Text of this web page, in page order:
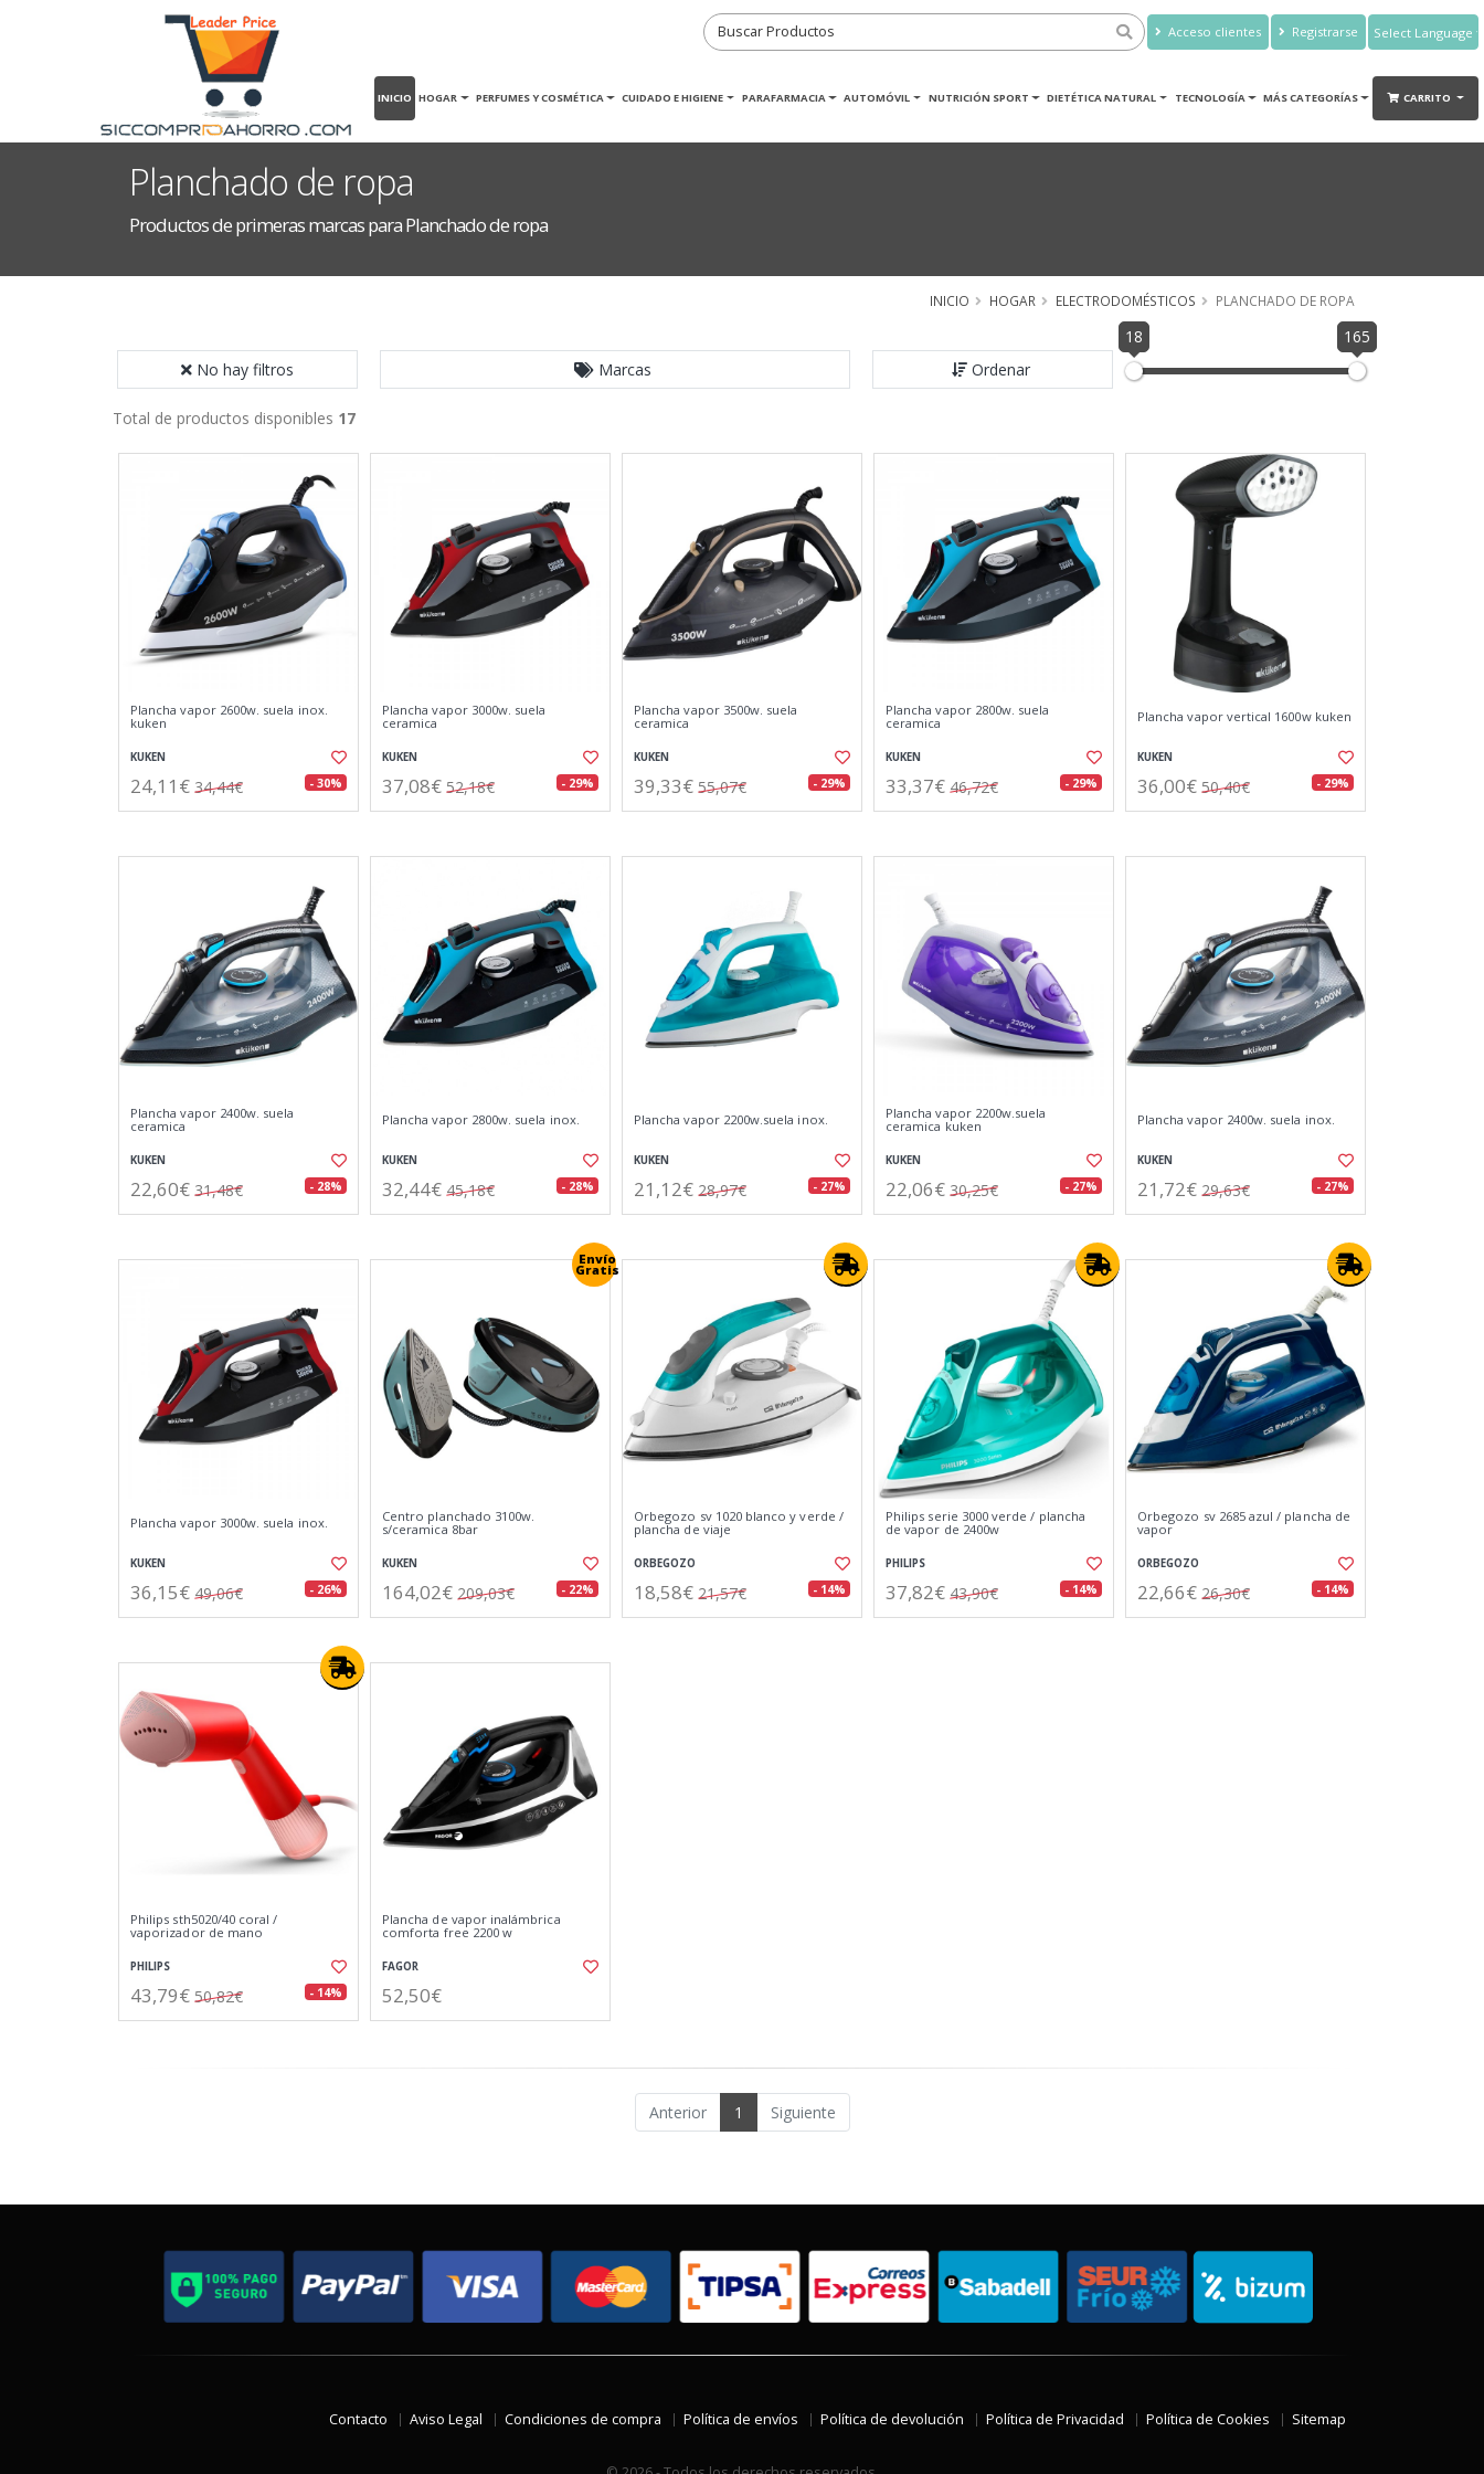
Acceso clientes Registrarse
Translate
INICIO HOGAR PERFUMES Y COSMÉTICA CUIDADO E HIGIENE PARAFARMACIA AUTOMÓVIL NUTRICIÓN SPORT DIETÉTICA NATURAL TECNOLOGÍA MÁS CATEGORÍAS CARRITO
Planchado de ropa
Productos de primeras marcas para Planchado de ropa
INICIO HOGAR ELECTRODOMÉSTICOS PLANCHADO DE ROPA
No hay filtros Marcas Ordenar
18 165
Total de productos disponibles 17
Plancha vapor 2600w. suela inox.
kuken
KUKEN
24,11€ 34,44€ - 30%
Plancha vapor 3000w. suela
ceramica
KUKEN
37,08€ 52,18€ - 29%
Plancha vapor 3500w. suela
ceramica
KUKEN
39,33€ 55,07€ - 29%
Plancha vapor 2800w. suela
ceramica
KUKEN
33,37€ 46,72€ - 29%
Plancha vapor vertical 1600w kuken
KUKEN
36,00€ 50,40€ - 29%
Plancha vapor 2400w. suela
ceramica
KUKEN
22,60€ 31,48€ - 28%
Plancha vapor 2800w. suela inox.
KUKEN
32,44€ 45,18€ - 28%
Plancha vapor 2200w.suela inox.
KUKEN
21,12€ 28,97€ - 27%
Plancha vapor 2200w.suela
ceramica kuken
KUKEN
22,06€ 30,25€ - 27%
Plancha vapor 2400w. suela inox.
KUKEN
21,72€ 29,63€ - 27%
Plancha vapor 3000w. suela inox.
KUKEN
36,15€ 49,06€ - 26%
Envío
Gratis
Centro planchado 3100w.
s/ceramica 8bar
KUKEN
164,02€ 209,03€ - 22%
Orbegozo sv 1020 blanco y verde /
plancha de viaje
ORBEGOZO
18,58€ 21,57€ - 14%
Philips serie 3000 verde / plancha
de vapor de 2400w
PHILIPS
37,82€ 43,90€ - 14%
Orbegozo sv 2685 azul / plancha de
vapor
ORBEGOZO
22,66€ 26,30€ - 14%
Philips sth5020/40 coral /
vaporizador de mano
PHILIPS
43,79€ 50,82€ - 14%
Plancha de vapor inalámbrica
comforta free 2200 w
FAGOR
52,50€
Anterior 1 Siguiente
Contacto Aviso Legal Condiciones de compra Política de envíos Política de devolución Política de Privacidad Política de Cookies Sitemap